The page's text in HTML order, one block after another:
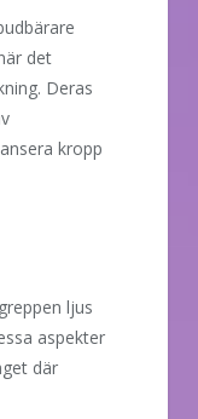
det
Deras
kropp
ljus
aspekter
där